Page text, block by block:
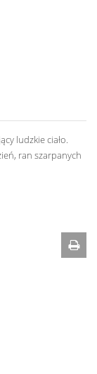
ludzkie ciało.
ran szarpanych